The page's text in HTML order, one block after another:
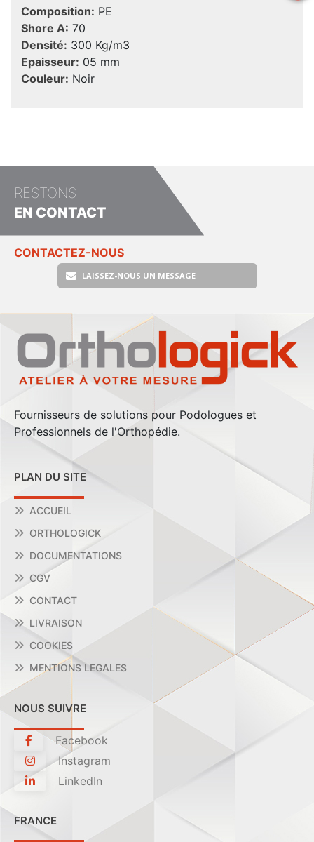
Composition: PE
Shore A: 70
Densité: 300 Kg/m3
Epaisseur: 05 mm
Couleur: Noir
RESTONS
EN CONTACT
CONTACTEZ-NOUS
LAISSEZ-NOUS UN MESSAGE
Fournisseurs de solutions pour Podologues et
Professionnels de l'Orthopédie.
PLAN DU SITE
ACCUEIL
ORTHOLOGICK
DOCUMENTATIONS
CGV
CONTACT
LIVRAISON
COOKIES
MENTIONS LEGALES
NOUS SUIVRE
Facebook
Instagram
LinkedIn
FRANCE